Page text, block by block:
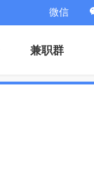
微信
兼职群